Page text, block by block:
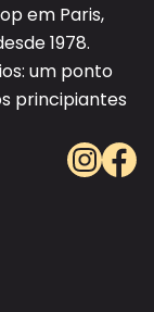
em Paris,
1978.
um ponto
principiantes